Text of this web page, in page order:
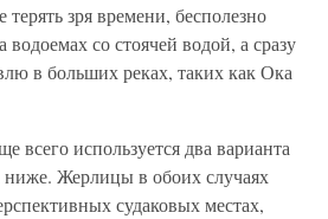
зря времени, бесполезно
со стоячей водой, а сразу
в больших реках, таких как Ока
всего используется два варианта
Жерлицы в обоих случаях
судаковых местах,